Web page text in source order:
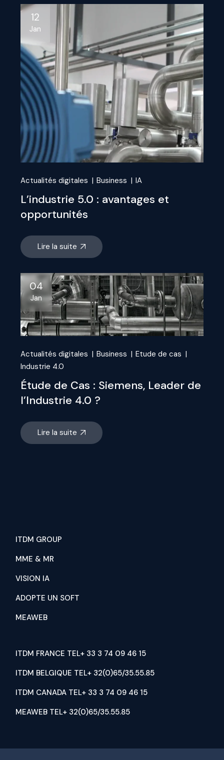
12
Jan
Actualités digitales Business IA
L’industrie 5.0 : avantages et
opportunités
Lire la suite
04
Jan
Actualités digitales Business
Etude de cas
Industrie 4.0
Étude de Cas : Siemens, Leader de
l’Industrie 4.0 ?
Lire la suite
ITDM GROUP
MME & MR
VISION IA
ADOPTE UN SOFT
MEAWEB
ITDM FRANCE TEL+ 33 3 74 09 46 15
ITDM BELGIQUE TEL+ 32(0)65/35.55.85
ITDM CANADA TEL+ 33 3 74 09 46 15
MEAWEB TEL+ 32(0)65/35.55.85